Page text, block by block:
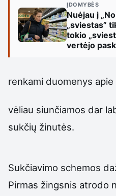
ĮDOMYBĖS
Nuėjau į
„sviestas”
tokio
vertėjo
renkami duomenys
vėliau siunčiamos dar
sukčių žinutės.
Sukčiavimo schemos
Pirmas žingsnis atrodo